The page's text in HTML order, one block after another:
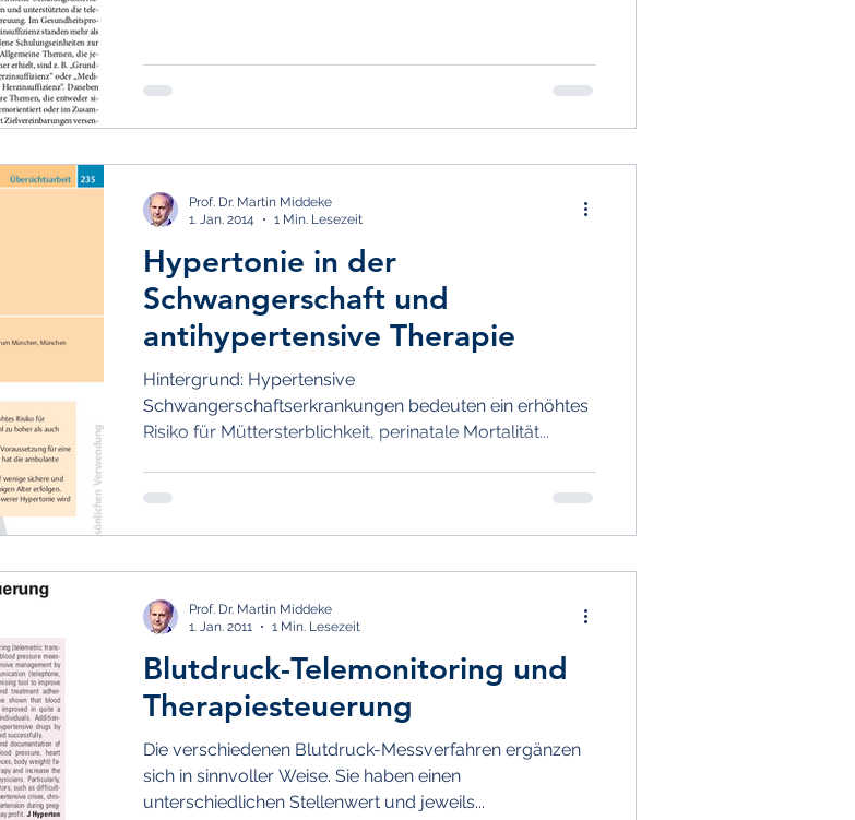
Hypertonie in der
Schwangerschaft und
antihypertensive Therapie
Hintergrund: Hypertensive
Schwangerschaftserkrankungen bedeuten ein erhöhtes
Risiko für Müttersterblichkeit, perinatale Mortalität...
Prof. Dr. Martin Middeke
1. Jan. 2014
1 Min. Lesezeit
Blutdruck-Telemonitoring und
Therapiesteuerung
Die verschiedenen Blutdruck-Messverfahren ergänzen
sich in sinnvoller Weise. Sie haben einen
unterschiedlichen Stellenwert und jeweils...
Prof. Dr. Martin Middeke
1. Jan. 2011
1 Min. Lesezeit